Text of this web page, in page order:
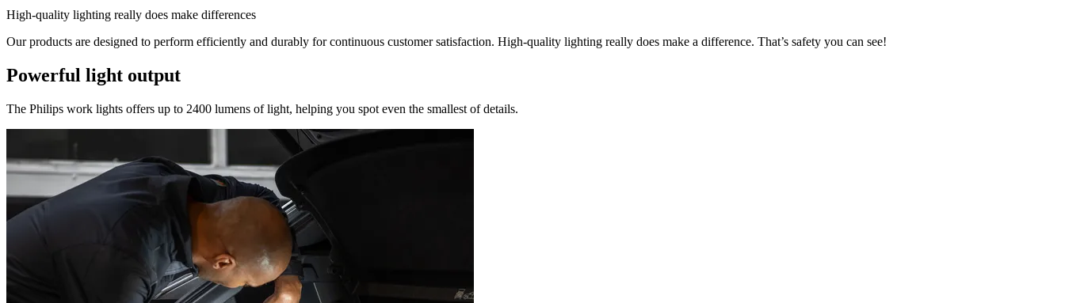
High-quality lighting really does make differences
Our products are designed to perform efficiently and durably for continuous customer satisfaction. High-quality lighting really does make a difference. That’s safety you can see!
Powerful light output
The Philips work lights offers up to 2400 lumens of light, helping you spot even the smallest of details.